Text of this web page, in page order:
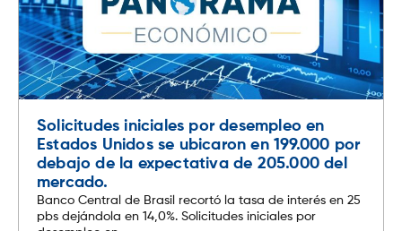
Solicitudes iniciales por desempleo en
Estados Unidos se ubicaron en 199.000 por
debajo de la expectativa de 205.000 del
mercado.
Banco Central de Brasil recortó la tasa de interés en 25
pbs dejándola en 14,0%. Solicitudes iniciales por